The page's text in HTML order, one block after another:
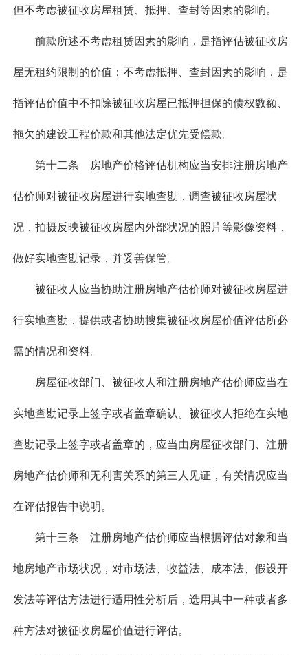
但不考虑被征收房屋租赁、抵押、查封等因素的影响。
前款所述不考虑租赁因素的影响，是指评估被征收房
屋无租约限制的价值；不考虑抵押、查封因素的影响，是
指评估价值中不扣除被征收房屋已抵押担保的债权数额、
拖欠的建设工程价款和其他法定优先受偿款。
第十二条 房地产价格评估机构应当安排注册房地产
估价师对被征收房屋进行实地查勘，调查被征收房屋状
况，拍摄反映被征收房屋内外部状况的照片等影像资料，
做好实地查勘记录，并妥善保管。
被征收人应当协助注册房地产估价师对被征收房屋进
行实地查勘，提供或者协助搜集被征收房屋价值评估所必
需的情况和资料。
房屋征收部门、被征收人和注册房地产估价师应当在
实地查勘记录上签字或者盖章确认。被征收人拒绝在实地
查勘记录上签字或者盖章的，应当由房屋征收部门、注册
房地产估价师和无利害关系的第三人见证，有关情况应当
在评估报告中说明。
第十三条 注册房地产估价师应当根据评估对象和当
地房地产市场状况，对市场法、收益法、成本法、假设开
发法等评估方法进行适用性分析后，选用其中一种或者多
种方法对被征收房屋价值进行评估。